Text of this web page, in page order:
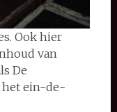
Ook hier
van
De
het ein-de-